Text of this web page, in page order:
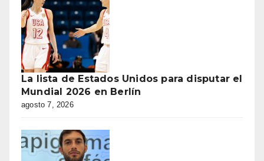
La lista de Estados Unidos para disputar el
Mundial 2026 en Berlín
agosto 7, 2026